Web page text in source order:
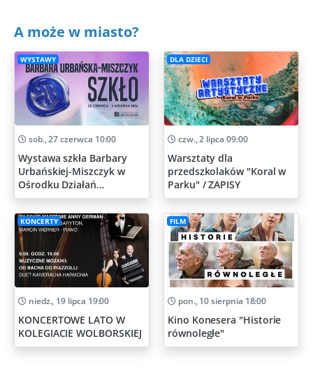
A może w miasto?
WYSTAWY
sob., 27 czerwca 10:00
Wystawa szkła Barbary
Urbańskiej-Miszczyk w
Ośrodku Działań
Artystycznych
DLA DZIECI
czw., 2 lipca 09:00
Warsztaty dla
przedszkolaków "Koral w
Parku" / ZAPISY
KONCERTY
niedz., 19 lipca 19:00
KONCERTOWE LATO W
KOLEGIACIE WOLBORSKIEJ
FILM
pon., 10 sierpnia 18:00
Kino Konesera "Historie
równoległe"